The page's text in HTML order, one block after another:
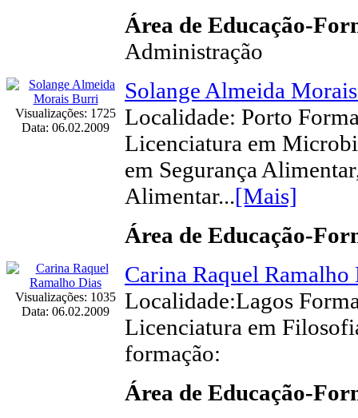
Área de Educação-
Administração
Visualizações: 1725
Data: 06.02.2009
Solange Almeida
Localidade: Porto
Licenciatura em
em Segurança
Alimentar...[Mais]
Área de Educação-
Visualizações: 1035
Data: 06.02.2009
Carina Raquel Ramalho
Localidade:Lagos
Licenciatura em
formação:
Área de Educação-